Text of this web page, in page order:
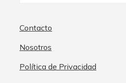
Contacto
Nosotros
Política de Privacidad